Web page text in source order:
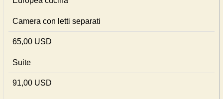
Camera con letti separati
65,00 USD
Suite
91,00 USD